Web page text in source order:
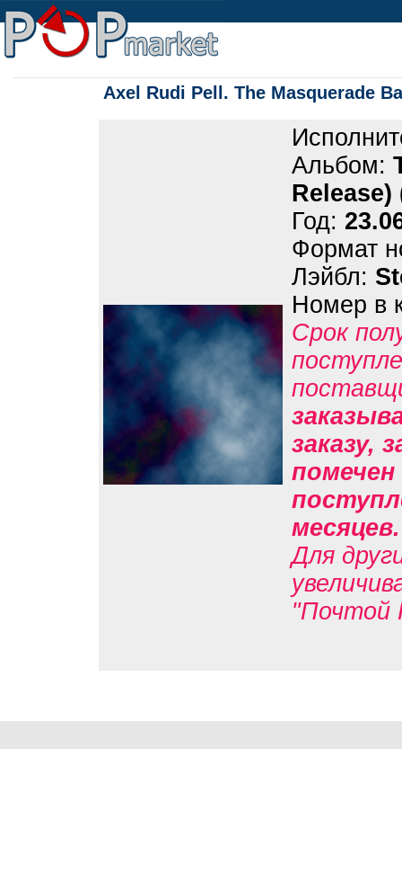
Axel Rudi Pell. The Masquerade
Альбом:
Release)
Год:
Формат
Лэйбл:
Номер в
Срок
заказу,
помечен
Для
"Почтой